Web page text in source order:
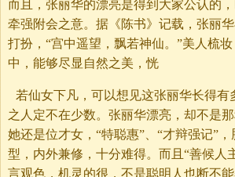
而且，张丽华的漂亮是得到大家公认的
牵强附会之意。据《陈书》记载，张丽
打扮，“宫中遥望，飘若神仙。”美人梳
中，能够尽显自然之美，恍
若仙女下凡，可以想见这张丽华长得有
之人定不在少数。张丽华漂亮，却不是那
她还是位才女，“特聪惠”、“才辩强记”
型，内外兼修，十分难得。而且“善候人
言观色，机灵的很，不是聪明人也断不